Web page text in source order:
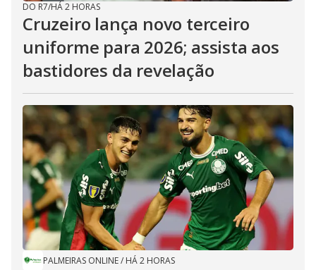
DO R7/HÁ 2 HORAS
Cruzeiro lança novo terceiro
uniforme para 2026; assista aos
bastidores da revelação
PALMEIRAS ONLINE/ HÁ 2 HORAS